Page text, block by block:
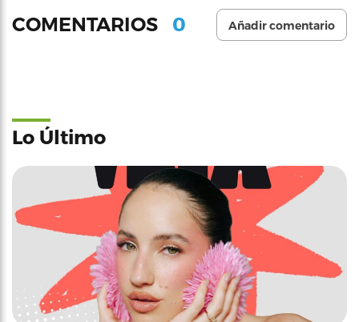
COMENTARIOS 0 Añadir comentario
Lo Último